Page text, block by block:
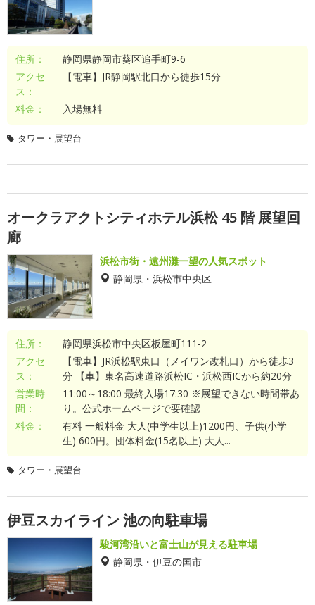
住所：
静岡県静岡市葵区追手町9-6
アクセ
ス：
【電車】JR静岡駅北口から徒歩15分
料金： 入場無料
タワー・展望台
オークラアクトシティホテル浜松 45 階 展望回
廊
浜松市街・遠州灘一望の人気スポット
静岡県・浜松市中央区
住所：
静岡県浜松市中央区板屋町111-2
アクセ
ス：
【電車】JR浜松駅東口（メイワン改札口）から徒歩3
分 【車】東名高速道路浜松IC・浜松西ICから約20分
営業時
間：
11:00～18:00 最終入場17:30 ※展望できない時間帯あ
り。公式ホームページで要確認
料金：
有料 一般料金 大人(中学生以上)1200円、子供(小学
生) 600円。団体料金(15名以上) 大人...
タワー・展望台
伊豆スカイライン 池の向駐車場
駿河湾沿いと富士山が見える駐車場
静岡県・伊豆の国市